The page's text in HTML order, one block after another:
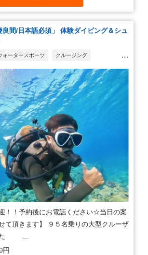
良間/日本語必須」 体験ダイビング＆シュ
ォータースポーツ クルージング
ノーケリング)
ーバダイビング テーマパーク
！！予約後にお電話ください☆当日の案
て頂きます】 ９５名乗りの大型クルーザ
えた …
円